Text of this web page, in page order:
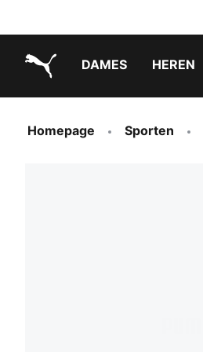
DAMES HEREN
Homepage Sporten